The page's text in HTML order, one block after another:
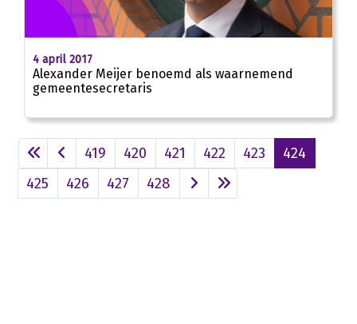
4 april 2017
Alexander Meijer benoemd als waarnemend
gemeentesecretaris
419 420 421 422 423
424
425
426 427 428